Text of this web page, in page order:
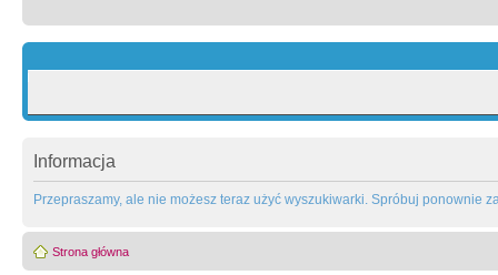
Informacja
Przepraszamy, ale nie możesz teraz użyć wyszukiwarki. Spróbuj ponownie
Strona główna